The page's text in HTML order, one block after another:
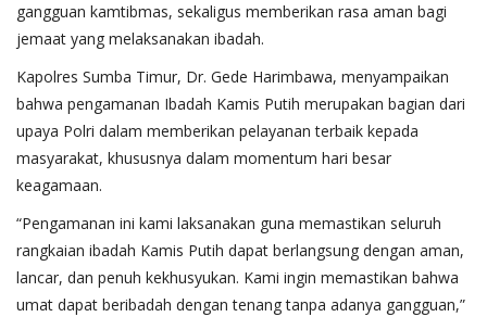
gangguan kamtibmas, sekaligus memberikan rasa aman bagi
jemaat yang melaksanakan ibadah.
Kapolres Sumba Timur, Dr. Gede Harimbawa, menyampaikan
bahwa pengamanan Ibadah Kamis Putih merupakan bagian dari
upaya Polri dalam memberikan pelayanan terbaik kepada
masyarakat, khususnya dalam momentum hari besar
keagamaan.
“Pengamanan ini kami laksanakan guna memastikan seluruh
rangkaian ibadah Kamis Putih dapat berlangsung dengan aman,
lancar, dan penuh kekhusyukan. Kami ingin memastikan bahwa
umat dapat beribadah dengan tenang tanpa adanya gangguan,”